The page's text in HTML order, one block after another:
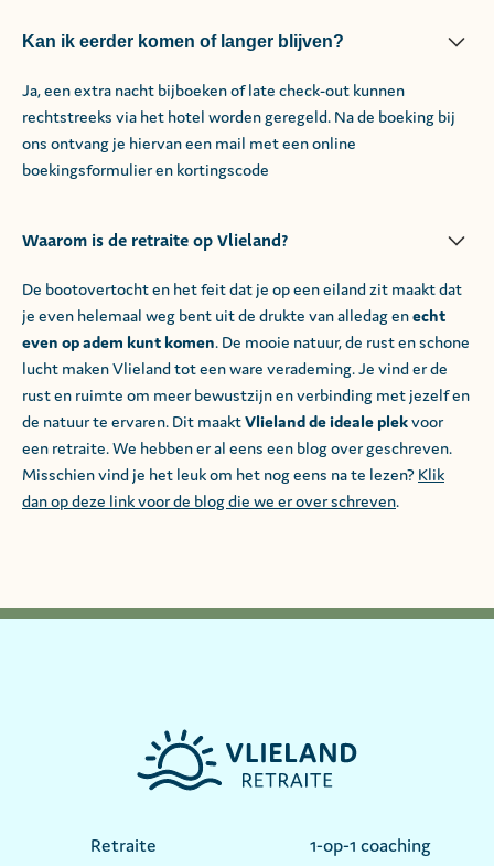
Kan ik eerder komen of langer blijven?
Ja, een extra nacht bijboeken of late check-out kunnen
rechtstreeks via het hotel worden geregeld. Na de boeking bij
ons ontvang je hiervan een mail met een online
boekingsformulier en kortingscode
Waarom is de retraite op Vlieland?
De bootovertocht en het feit dat je op een eiland zit maakt dat
je even helemaal weg bent uit de drukte van alledag enecht
even op adem kunt komen. De mooie natuur, de rust en schone
lucht maken Vlieland tot een ware verademing. Je vind er de
rust en ruimte om meer bewustzijn en verbinding met jezelf en
de natuur te ervaren. Dit maaktVlieland de ideale plekvoor
een retraite. We hebben er al eens een blog over geschreven.
Misschien vind je het leuk om het nog eens na te lezen? Klik
dan op deze link voor de blog die we er over schreven.
Retraite
1-op-1 coaching